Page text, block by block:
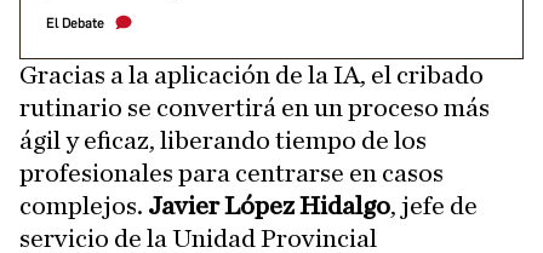
El Debate
Gracias a la aplicación de la IA, el cribado
rutinario se convertirá en un proceso más
ágil y eficaz, liberando tiempo de los
profesionales para centrarse en casos
complejos. Javier López Hidalgo, jefe de
servicio de la Unidad Provincial